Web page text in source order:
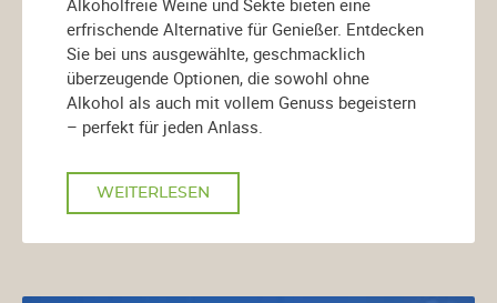
Alkoholfreie Weine und Sekte bieten eine
erfrischende Alternative für Genießer. Entdecken
Sie bei uns ausgewählte, geschmacklich
überzeugende Optionen, die sowohl ohne
Alkohol als auch mit vollem Genuss begeistern
– perfekt für jeden Anlass.
WEITERLESEN